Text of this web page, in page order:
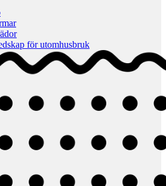
för utomhusbruk